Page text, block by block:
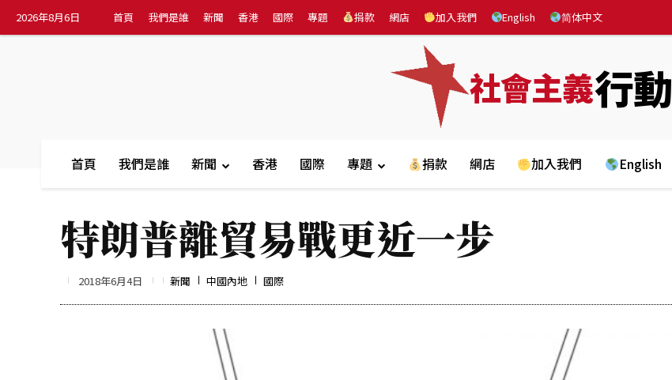
2026年8月6日 首頁 我們是誰 新聞 香港 國際 專題 捐款 網店 加入我們 English 简体中文
社會主義行動
首頁 我們是誰 新聞 香港 國際 專題 捐款 網店 加入我們 English
特朗普離貿易戰更近一步
2018年6月4日 新聞 中國內地 國際